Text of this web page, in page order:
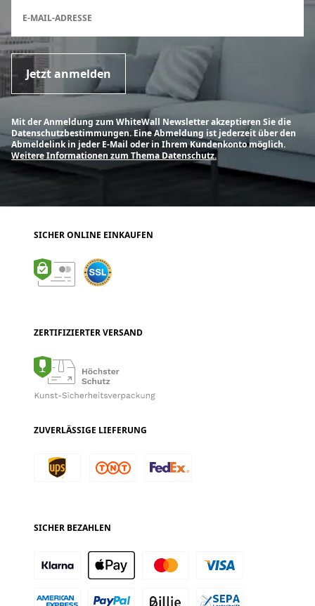
E-MAIL-ADRESSE
Jetzt anmelden
Mit der Anmeldung zum WhiteWall Newsletter akzeptieren Sie die
Datenschutzbestimmungen. Eine Abmeldung ist jederzeit über den
Abmeldelink in jeder E-Mail oder in Ihrem Kundenkonto möglich.
Weitere Informationen zum Thema Datenschutz.
SICHER ONLINE EINKAUFEN
ZERTIFIZIERTER VERSAND
ZUVERLÄSSIGE LIEFERUNG
SICHER BEZAHLEN